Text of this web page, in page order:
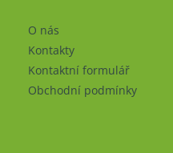
O nás
Kontakty
Kontaktní formulář
Obchodní podmínky